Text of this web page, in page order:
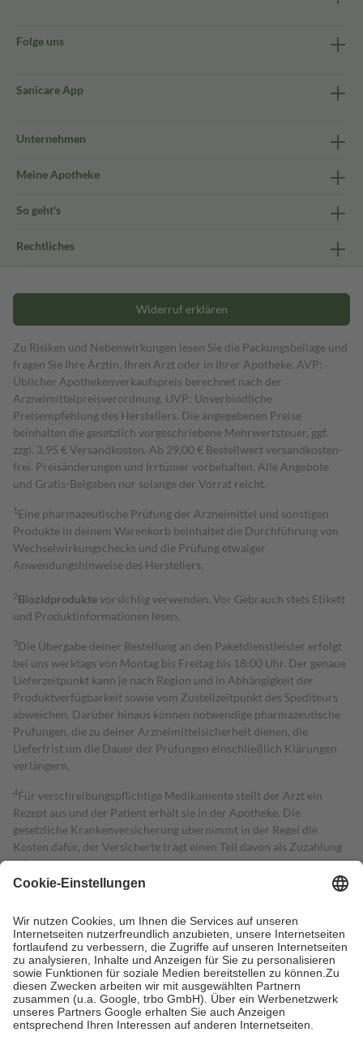
Folge uns
Sanicare App
Unternehmen
Meine Apotheke
So geht's
Rechtliches
Widerruf erklären
Zu Risiken und Nebenwirkungen lesen Sie die Packungsbeilage und
fragen Sie Ihre Ärztin, Ihren Arzt oder in Ihrer Apotheke. AVP:
Üblicher Apothekenverkaufspreis berechnet nach der
Arzneimittelpreisverordnung. UVP: Unverbindliche
Preisempfehlung des Herstellers. Die angegebenen Preise
beinhalten die gesetzlich vorgeschriebene Mehrwertsteuer, ggf.
zzgl. 3,95 € Versandkosten. Ab 29,00 € Bestell­wert versand­kosten­
frei. Preisänderungen und Irrtümer vorbehalten. Alle Angebote
und Gratis-Beigaben nur solange der Vorrat reicht.
1 Eine pharmazeutische Prüfung der Arzneimittel und sonstigen
Produkte in deinem Warenkorb beinhaltet die Durchführung von
Wechselwirkungschecks und die Prüfung etwaiger
Anwendungshinweise des Herstellers.
2Biozidproduktevorsichtig verwenden. Vor Gebrauch stets Etikett
und Produktinformationen lesen.
3Die Übergabe deiner Bestellung an den Paketdienstleister erfolgt
bei uns werktags von Montag bis Freitag bis 18:00 Uhr. Der genaue
Lieferzeitpunkt kann je nach Region und in Abhängigkeit der
Produktverfügbarkeit sowie vom Zustellzeitpunkt des Spediteurs
abweichen. Darüber hinaus können notwendige pharmazeutische
Prüfungen, die zu deiner Arzneimittelsicherheit dienen, die
Lieferfrist um die Dauer der Prüfungen einschließlich Klärungen
verlängern.
4Für verschreibungspflichtige Medikamente stellt der Arzt ein
Rezept aus und der Patient erhält sie in der Apotheke. Die
gesetzliche Krankenversicherung übernimmt in der Regel die
Kosten dafür, der Versicherte trägt einen Teil davon als Zuzahlung
mit.
Grundsätzlich leisten Mitglieder Zuzahlungen in Höhe von zehn
höchstens zehn Euro.
Es sind jedoch nie mehr als die tatsächlichen
Kosten der Leistung zu entrichten.
Diese Regeln gelten grundsätzlich auch für Online-Apotheken.
Bei Heilmitteln und häuslicher Krankenpflege beträgt die
Zuzahlung zehn Prozent der Kosten sowie zehn Euro je
Verordnung.
Um das Engagement der Versicherten für ihre eigene Gesundheit zu
stärken und die besondere Stellung der Familie zu unterstützen,